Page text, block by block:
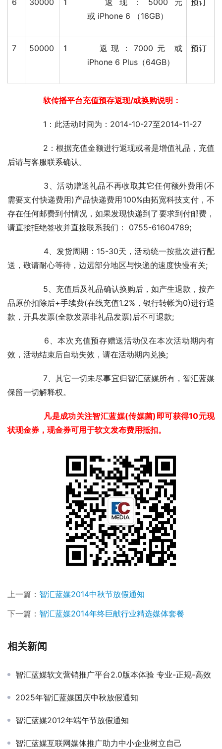
或 iPhone 6 （16GB）
7 50000 1
返现：7000元 或
iPhone 6 Plus（64GB）
预订
软传播平台充值预存返现/或换购说明：
	　　1：此活动时间为：2014-10-27至2014-11-27
后请与客服联系确认。
需要支付快递费用)产品快递费用100%由拓宽科技支付，不
存在任何邮费到付情况，如果发现快递到了要求到付邮费，
请直接拒绝签收并直接联系我们： 0755-61604789;
送，敬请耐心等待，边远部分地区与快递的速度快慢有关;
品原价扣除后+手续费(在线充值1.2%，银行转帐为0)进行退
款，开具发票(全款发票非礼品发票)后不可退款;
效，活动结束后自动失效，请在活动期内兑换;
保留一切解释权。
凡是成功关注智汇蓝媒(传媒菌)即可获得10元现
状现金券，现金券可用于软文发布费用抵扣。
上一篇： 智汇蓝媒2014中秋节放假通知
下一篇： 智汇蓝媒2014年终巨献行业精选媒体套餐
相关新闻
智汇蓝媒软文营销推广平台2.0版本体验 专业-正规-高效
2025年智汇蓝媒国庆中秋放假通知
智汇蓝媒2012年端午节放假通知
智汇蓝媒互联网媒体推广助力中小企业树立自己